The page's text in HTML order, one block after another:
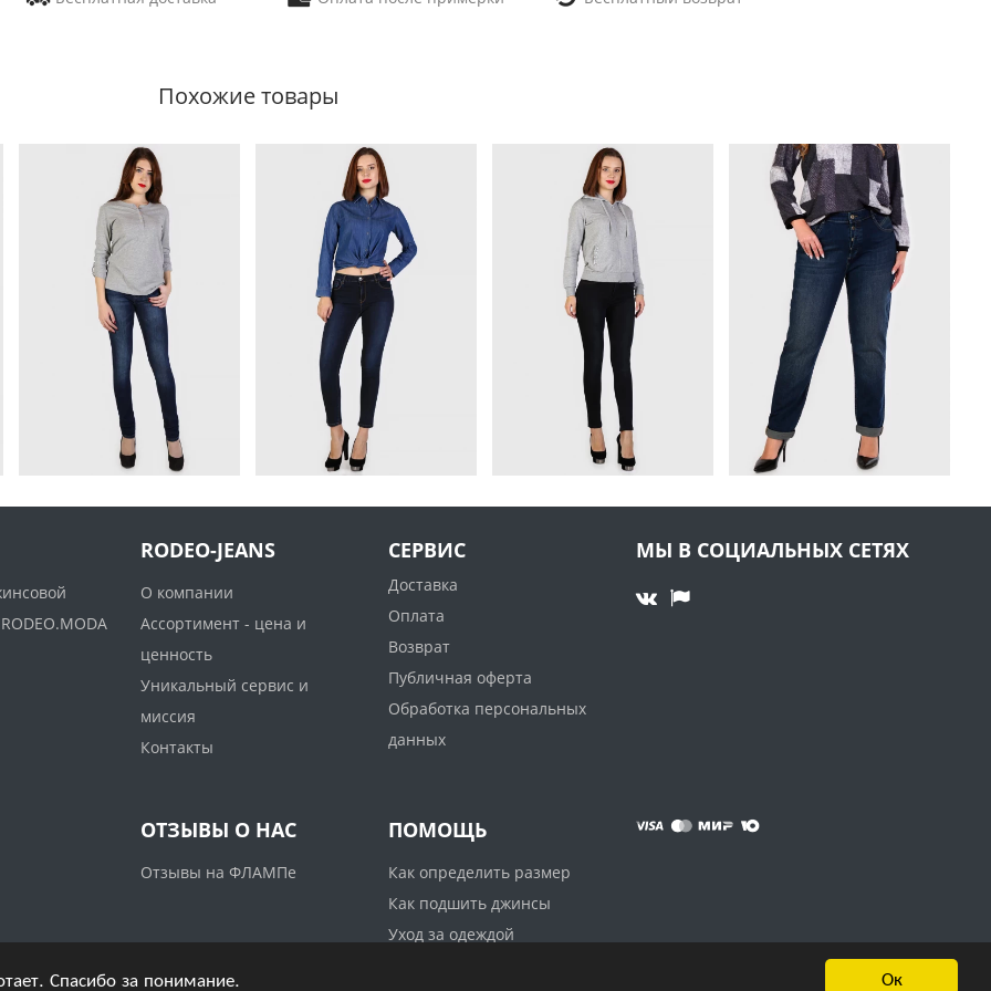
Ок
Спасибо за понимание.
Похожие товары
RODEO-JEANS
О компании
Ассортимент - цена и
ценность
Уникальный сервис и
миссия
Контакты
СЕРВИС
Доставка
Оплата
Возврат
Публичная оферта
Обработка персональных
данных
МЫ В СОЦИАЛЬНЫХ СЕТЯХ
ОТЗЫВЫ О НАС
Отзывы на ФЛАМПе
ПОМОЩЬ
Как определить размер
Как подшить джинсы
Уход за одеждой